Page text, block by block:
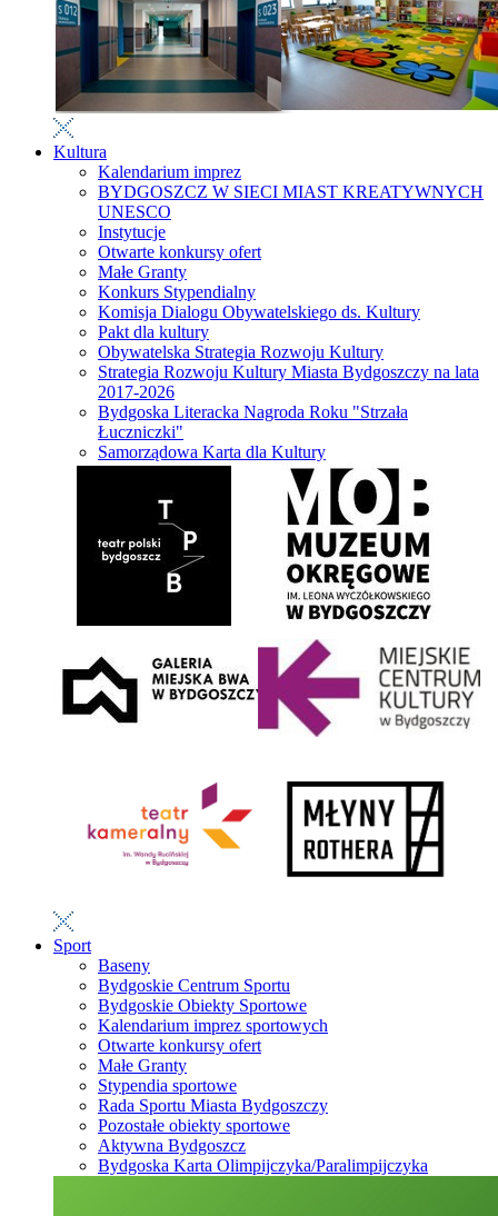
Kultura
Kalendarium imprez
BYDGOSZCZ W SIECI MIAST KREATYWNYCH
UNESCO
Instytucje
Otwarte konkursy ofert
Małe Granty
Konkurs Stypendialny
Komisja Dialogu Obywatelskiego ds. Kultury
Pakt dla kultury
Obywatelska Strategia Rozwoju Kultury
Strategia Rozwoju Kultury Miasta Bydgoszczy na lata
2017-2026
Bydgoska Literacka Nagroda Roku "Strzała
Łuczniczki"
Samorządowa Karta dla Kultury
Sport
Baseny
Bydgoskie Centrum Sportu
Bydgoskie Obiekty Sportowe
Kalendarium imprez sportowych
Otwarte konkursy ofert
Małe Granty
Stypendia sportowe
Rada Sportu Miasta Bydgoszczy
Pozostałe obiekty sportowe
Aktywna Bydgoszcz
Bydgoska Karta Olimpijczyka/Paralimpijczyka